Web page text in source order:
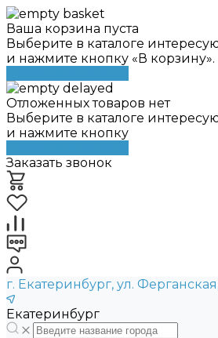
Ваша корзина пуста
Выберите в каталоге
и нажмите кнопку «В корзину».
Отложенных товаров нет
Выберите в каталоге
и нажмите кнопку
Заказать звонок
г. Екатеринбург, ул.
Екатеринбург